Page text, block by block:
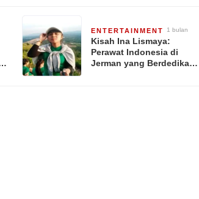
Menciptakan Strategi
Promosi
ENTERTAINMENT
1 bulan
yang lalu
Kisah Ina Lismaya:
Perawat Indonesia di
Jerman yang Berdedikasi